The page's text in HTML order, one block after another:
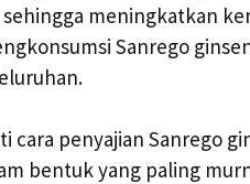
meningkatkan
Sanrego
cara penyajian Sanrego
bentuk yang paling